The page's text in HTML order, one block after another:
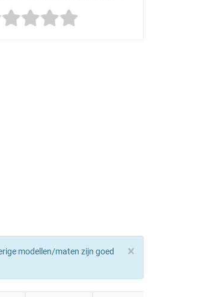
×
modellen/maten zijn goed